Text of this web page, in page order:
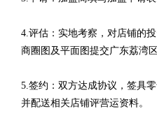
4.评估：实地考察，对店铺的
商圈图及平面图提交广东荔湾
5.签约：双方达成协议，签具
并配送相关店铺评营运资料。